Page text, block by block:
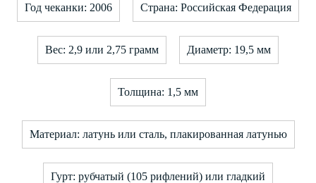
Год чеканки: 2006 Страна: Российская Федерация
Вес: 2,9 или 2,75 грамм Диаметр: 19,5 мм
Толщина: 1,5 мм
Материал: латунь или сталь, плакированная латунью
Гурт: рубчатый (105 рифлений) или гладкий